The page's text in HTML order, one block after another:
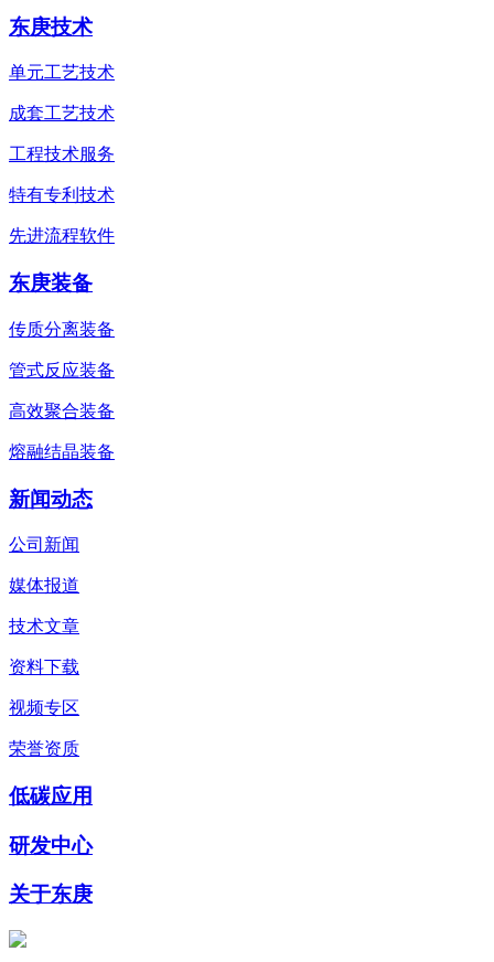
东庚技术
单元工艺技术
成套工艺技术
工程技术服务
特有专利技术
先进流程软件
东庚装备
传质分离装备
管式反应装备
高效聚合装备
熔融结晶装备
新闻动态
公司新闻
媒体报道
技术文章
资料下载
视频专区
荣誉资质
低碳应用
研发中心
关于东庚